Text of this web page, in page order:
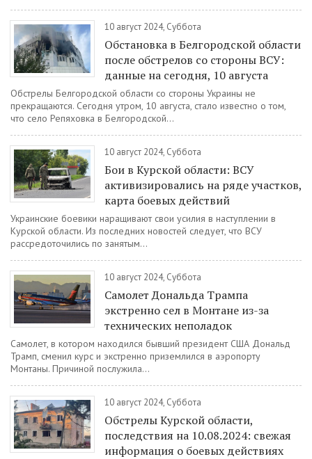
10 август 2024, Суббота
Обстановка в Белгородской области
после обстрелов со стороны ВСУ:
данные на сегодня, 10 августа
Обстрелы Белгородской области со стороны Украины не
прекращаются. Сегодня утром, 10 августа, стало известно о том,
что село Репяховка в Белгородской...
10 август 2024, Суббота
Бои в Курской области: ВСУ
активизировались на ряде участков,
карта боевых действий
Украинские боевики наращивают свои усилия в наступлении в
Курской области. Из последних новостей следует, что ВСУ
рассредоточились по занятым...
10 август 2024, Суббота
Самолет Дональда Трампа
экстренно сел в Монтане из-за
технических неполадок
Самолет, в котором находился бывший президент США Дональд
Трамп, сменил курс и экстренно приземлился в аэропорту
Монтаны. Причиной послужила...
10 август 2024, Суббота
Обстрелы Курской области,
последствия на 10.08.2024: свежая
информация о боевых действиях